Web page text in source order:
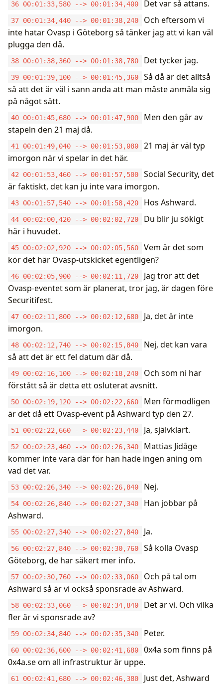
36 00:01:33,580 --> 00:01:34,400 Det var så attans.
37 00:01:34,440 --> 00:01:38,240
Och eftersom vi
inte hatar Ovasp i Göteborg så tänker jag att vi kan väl
plugga den då.
38 00:01:38,360 --> 00:01:38,780 Det tycker jag.
39 00:01:39,100 --> 00:01:45,360
Så då är det alltså
så att det är väl i sann anda att man måste anmäla sig
på något sätt.
40 00:01:45,680 --> 00:01:47,900
Men den går av
stapeln den 21 maj då.
41 00:01:49,040 --> 00:01:53,080
21 maj är väl typ
imorgon när vi spelar in det här.
42 00:01:53,460 --> 00:01:57,500
Social Security, det
är faktiskt, det kan ju inte vara imorgon.
43 00:01:57,540 --> 00:01:58,420 Hos Ashward.
44 00:02:00,420 --> 00:02:02,720
Du blir ju sökigt
här i huvudet.
45 00:02:02,920 --> 00:02:05,560
Vem är det som
kör det här Ovasp-utskicket egentligen?
46 00:02:05,900 --> 00:02:11,720
Jag tror att det
Ovasp-eventet som är planerat, tror jag, är dagen före
Securitifest.
47 00:02:11,800 --> 00:02:12,680
Ja, det är inte
imorgon.
48 00:02:12,740 --> 00:02:15,840
Nej, det kan vara
så att det är ett fel datum där då.
49 00:02:16,100 --> 00:02:18,240
Och som ni har
förstått så är detta ett osluterat avsnitt.
50 00:02:19,120 --> 00:02:22,660
Men förmodligen
är det då ett Ovasp-event på Ashward typ den 27.
51 00:02:22,660 --> 00:02:23,440 Ja, självklart.
52 00:02:23,460 --> 00:02:26,340
Mattias Jidåge
kommer inte vara där för han hade ingen aning om
vad det var.
53 00:02:26,340 --> 00:02:26,840 Nej.
54 00:02:26,840 --> 00:02:27,340
Han jobbar på
Ashward.
55 00:02:27,340 --> 00:02:27,840 Ja.
56 00:02:27,840 --> 00:02:30,760
Så kolla Ovasp
Göteborg, de har säkert mer info.
57 00:02:30,760 --> 00:02:33,060
Och på tal om
Ashward så är vi också sponsrade av Ashward.
58 00:02:33,060 --> 00:02:34,840
Det är vi. Och vilka
fler är vi sponsrade av?
59 00:02:34,840 --> 00:02:35,340 Peter.
60 00:02:36,600 --> 00:02:41,680
0x4a som finns på
0x4a.se om all infrastruktur är uppe.
61 00:02:41,680 --> 00:02:46,380
Just det, Ashward